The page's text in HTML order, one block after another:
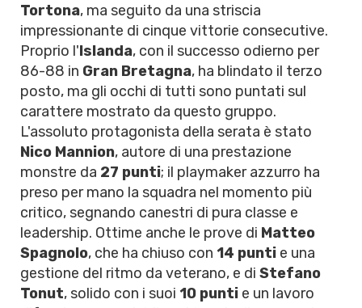
Tortona, ma seguito da una striscia
impressionante di cinque vittorie consecutive.
Proprio l'Islanda, con il successo odierno per
86-88 in Gran Bretagna, ha blindato il terzo
posto, ma gli occhi di tutti sono puntati sul
carattere mostrato da questo gruppo.
L'assoluto protagonista della serata è stato
Nico Mannion, autore di una prestazione
monstre da 27 punti; il playmaker azzurro ha
preso per mano la squadra nel momento più
critico, segnando canestri di pura classe e
leadership. Ottime anche le prove di Matteo
Spagnolo, che ha chiuso con 14 punti e una
gestione del ritmo da veterano, e di Stefano
Tonut, solido con i suoi 10 punti e un lavoro